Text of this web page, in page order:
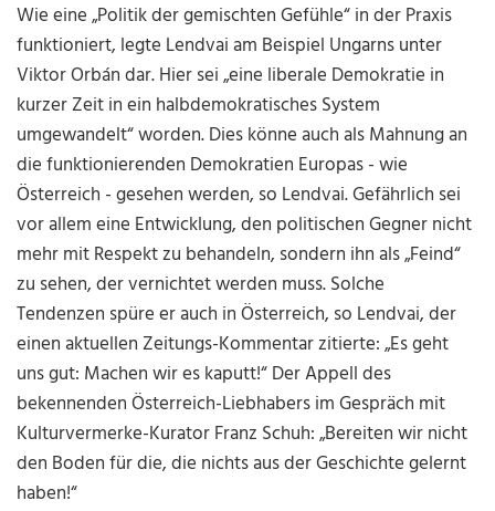
Wie eine „Politik der gemischten Gefühle“ in der Praxis
funktioniert, legte Lendvai am Beispiel Ungarns unter
Viktor Orbán dar. Hier sei „eine liberale Demokratie in
kurzer Zeit in ein halbdemokratisches System
umgewandelt“ worden. Dies könne auch als Mahnung an
die funktionierenden Demokratien Europas - wie
Österreich - gesehen werden, so Lendvai. Gefährlich sei
vor allem eine Entwicklung, den politischen Gegner nicht
mehr mit Respekt zu behandeln, sondern ihn als „Feind“
zu sehen, der vernichtet werden muss. Solche
Tendenzen spüre er auch in Österreich, so Lendvai, der
einen aktuellen Zeitungs-Kommentar zitierte: „Es geht
uns gut: Machen wir es kaputt!“ Der Appell des
bekennenden Österreich-Liebhabers im Gespräch mit
Kulturvermerke-Kurator Franz Schuh: „Bereiten wir nicht
den Boden für die, die nichts aus der Geschichte gelernt
haben!“